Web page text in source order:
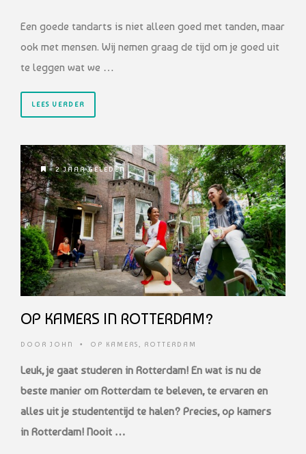
Een goede tandarts is niet alleen goed met tanden, maar
ook met mensen. Wij nemen graag de tijd om je goed uit
te leggen wat we …
LEES VERDER
2 JAAR GELEDEN
OP KAMERS IN ROTTERDAM?
DOOR JOHN • OP KAMERS, ROTTERDAM
Leuk, je gaat studeren in Rotterdam! En wat is nu de
beste manier om Rotterdam te beleven, te ervaren en
alles uit je studententijd te halen? Precies, op kamers
in Rotterdam! Nooit …